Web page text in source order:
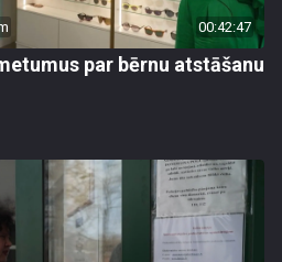
00:42:47
par bērnu atstāšanu